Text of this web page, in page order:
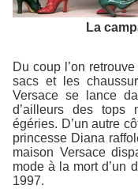
La
Du coup l’on
sacs et les
Versace se lance
d’ailleurs des tops
égéries. D’un autre
princesse Diana
maison Versace
mode à la mort d’un
1997.